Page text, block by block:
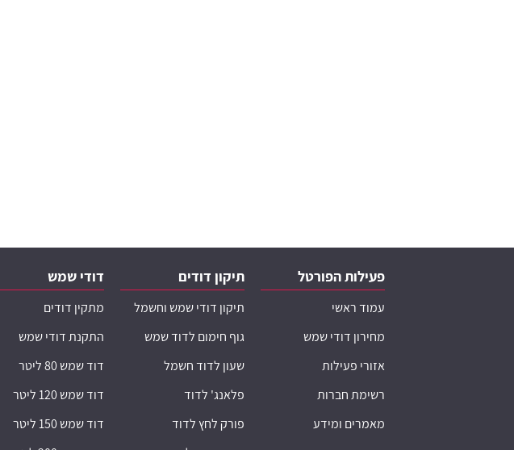
פעילות הפורטל
עמוד ראשי
מחירון דודי שמש
אזורי פעילות
רשימת חברות
מאמרים ומידע
תיקון דודים
תיקון דודי שמש וחשמל
גוף חימום לדוד שמש
שעון לדוד חשמל
פלאנג' לדוד
פורק לחץ לדוד
דודי שמש
מתקין דודים
התקנת דודי שמש
דוד שמש 80 ליטר
דוד שמש 120 ליטר
דוד שמש 150 ליטר